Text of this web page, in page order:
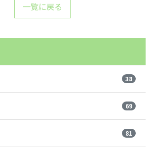
一覧に戻る
38
69
81